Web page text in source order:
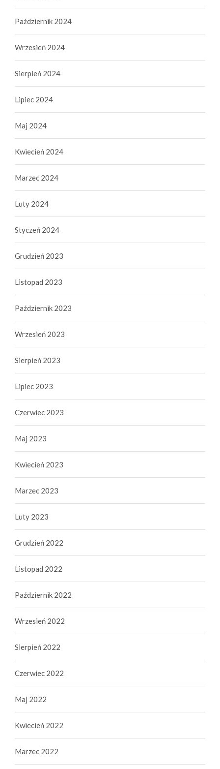
Październik 2024
Wrzesień 2024
Sierpień 2024
Lipiec 2024
Maj 2024
Kwiecień 2024
Marzec 2024
Luty 2024
Styczeń 2024
Grudzień 2023
Listopad 2023
Październik 2023
Wrzesień 2023
Sierpień 2023
Lipiec 2023
Czerwiec 2023
Maj 2023
Kwiecień 2023
Marzec 2023
Luty 2023
Grudzień 2022
Listopad 2022
Październik 2022
Wrzesień 2022
Sierpień 2022
Czerwiec 2022
Maj 2022
Kwiecień 2022
Marzec 2022